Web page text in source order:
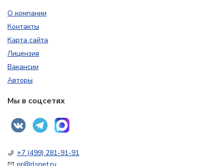
О компании
Контакты
Карта сайта
Лицензия
Вакансии
Авторы
Мы в соцсетях
+7 (499) 281-91-91